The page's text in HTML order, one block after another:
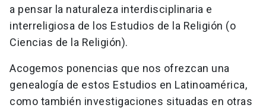
a pensar la naturaleza interdisciplinaria e
interreligiosa de los Estudios de la Religión (o
Ciencias de la Religión).
Acogemos ponencias que nos ofrezcan una
genealogía de estos Estudios en Latinoamérica,
como también investigaciones situadas en otras